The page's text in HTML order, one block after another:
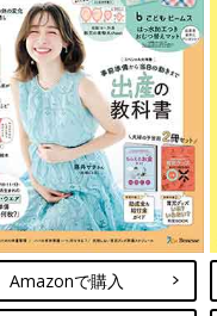
Amazonで購入